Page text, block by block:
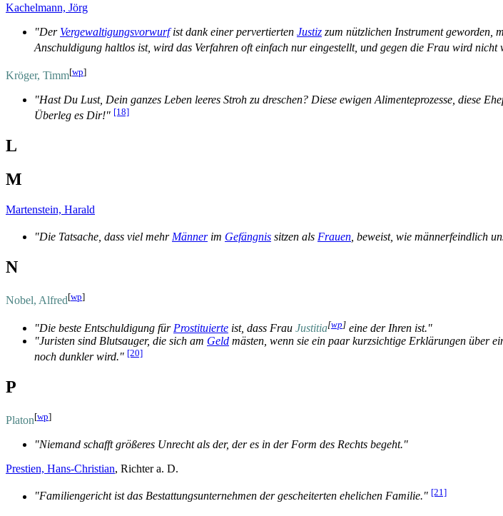
Kachelmann, Jörg
"Der Vergewaltigungsvorwurfist dank einer pervertierten Justiz zum nützlichen Instrument geworden,
Anschuldigung haltlos ist, wird das Verfahren oft einfach nur eingestellt, und gegen die Frau wird
Kröger, Timm[wp]
"Hast Du Lust, Dein ganzes Leben leeres Stroh zu dreschen? Diese ewigen Alimenteprozesse, diese
Überleg es Dir!" [18]
L
M
Martenstein, Harald
"Die Tatsache, dass viel mehrMännerim Gefängnis sitzen als Frauen, beweist, wie männerfeindlich
N
Nobel, Alfred[wp]
"Die beste Entschuldigung für Prostituierte ist, dass Frau Justitia[wp] eine der Ihren ist."
"Juristen sind Blutsauger, die sich am Geld mästen, wenn sie ein paar kurzsichtige Erklärungen über
noch dunkler wird." [20]
P
Platon[wp]
"Niemand schafft größeres Unrecht als der, der es in der Form des Rechts begeht."
Prestien, Hans-Christian, Richter a. D.
"Familiengericht ist das Bestattungs­unternehmen der gescheiterten ehelichen Familie." [21]